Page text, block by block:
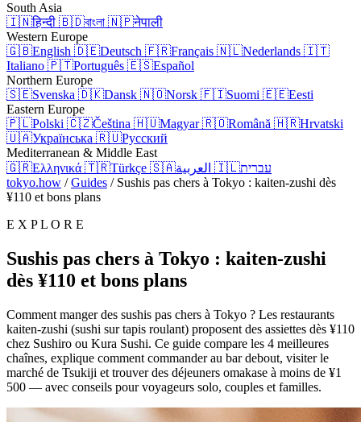
South Asia
🇮🇳हिन्दी 🇧🇩বাংলা 🇳🇵नेपाली
Western Europe
🇬🇧English 🇩🇪Deutsch 🇫🇷Français 🇳🇱Nederlands 🇮🇹
Italiano 🇵🇹Português 🇪🇸Español
Northern Europe
🇸🇪Svenska 🇩🇰Dansk 🇳🇴Norsk 🇫🇮Suomi 🇪🇪Eesti
Eastern Europe
🇵🇱Polski 🇨🇿Čeština 🇭🇺Magyar🇷🇴Română 🇭🇷Hrvatski
🇺🇦Українська 🇷🇺Русский
Mediterranean & Middle East
🇬🇷Ελληνικά 🇹🇷Türkçe 🇸🇦 🇮🇱עברית
tokyo.how / Guides / Sushis pas chers à Tokyo : kaiten-zushi dès
¥110 et bons plans
E X P L O R E
Sushis pas chers à Tokyo : kaiten-zushi
dès ¥110 et bons plans
Comment manger des sushis pas chers à Tokyo ? Les restaurants
kaiten-zushi (sushi sur tapis roulant) proposent des assiettes dès ¥110
chez Sushiro ou Kura Sushi. Ce guide compare les 4 meilleures
chaînes, explique comment commander au bar debout, visiter le
marché de Tsukiji et trouver des déjeuners omakase à moins de ¥1
500 — avec conseils pour voyageurs solo, couples et familles.